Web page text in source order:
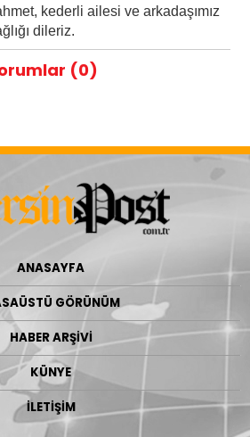
kederli ailesi ve arkadaşımız
dileriz.
(0)
ANASAYFA
GÖRÜNÜM
HABER ARŞİVİ
KÜNYE
İLETİŞİM